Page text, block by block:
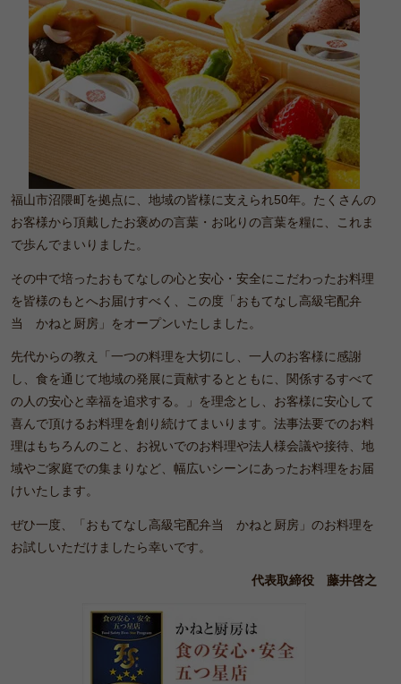
だ
さ
い。
福山市沼隈町を拠点に、地域の皆様に支えられ50年。たくさんの
お客様から頂戴したお褒めの言葉・お叱りの言葉を糧に、これま
で歩んでまいりました。
その中で培ったおもてなしの心と安心・安全にこだわったお料理
を皆様のもとへお届けすべく、この度「おもてなし高級宅配弁
当 かねと厨房」をオープンいたしました。
先代からの教え「一つの料理を大切にし、一人のお客様に感謝
し、食を通じて地域の発展に貢献するとともに、関係するすべて
の人の安心と幸福を追求する。」を理念とし、お客様に安心して
喜んで頂けるお料理を創り続けてまいります。法事法要でのお料
理はもちろんのこと、お祝いでのお料理や法人様会議や接待、地
域やご家庭での集まりなど、幅広いシーンにあったお料理をお届
けいたします。
ぜひ一度、「おもてなし高級宅配弁当 かねと厨房」のお料理を
お試しいただけましたら幸いです。
代表取締役 藤井啓之